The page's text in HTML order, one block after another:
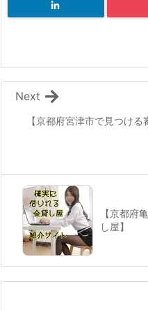
【京都府宮津市で見つけ
Next
【京都府
し屋】